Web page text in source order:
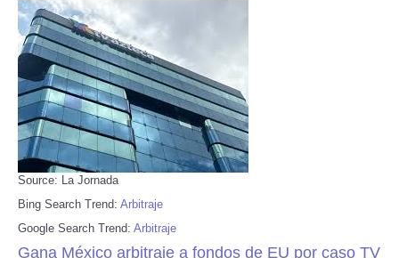
Source: La Jornada
Bing Search Trend: Arbitraje
Google Search Trend: Arbitraje
Gana México arbitraje a fondos de EU por caso TV